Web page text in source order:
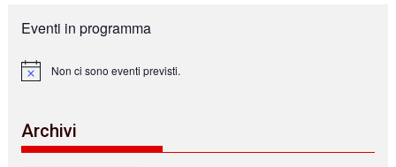
Eventi in programma
N
c
e
Non ci sono eventi previsti.
Archivi